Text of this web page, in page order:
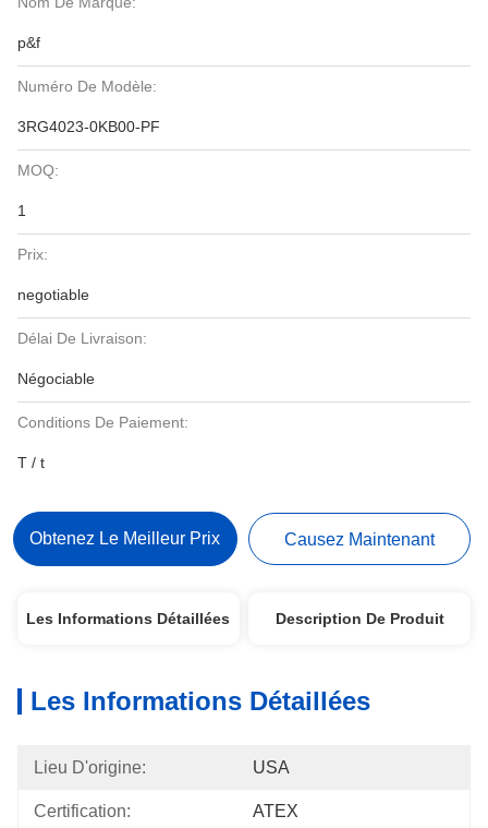
p&f
Numéro De Modèle:
3RG4023-0KB00-PF
MOQ:
1
Prix:
negotiable
Délai De Livraison:
Négociable
Conditions De Paiement:
T / t
Obtenez Le Meilleur Prix Causez Maintenant
Les Informations Détaillées Description De Produit
Les Informations Détaillées
Lieu D'origine: USA
Certification: ATEX